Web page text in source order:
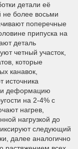
детали её
не более восьми
поперечные
припуска на
деталь
четный участок,
которые
канавок,
источника
и деформацию
на 2-4% с
нагрев,
нагрузкой до
следующий
далее аналогично